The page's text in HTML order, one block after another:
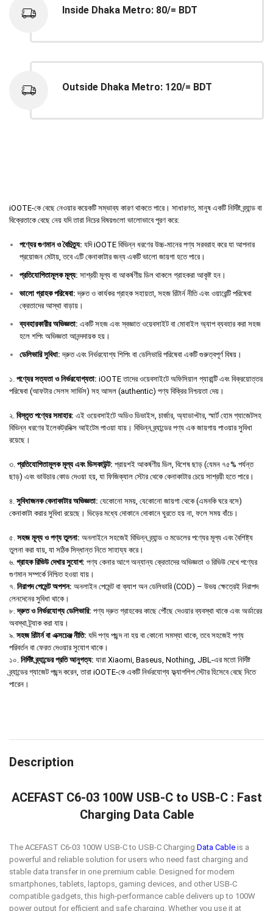
Inside Dhaka Metro: 80/= BDT
Outside Dhaka Metro: 120/= BDT
iOOTE-কে বেছে নেওয়ার কয়েকটি সম্ভাব্য কারণ থাকতে পারে। সাধারণত, মানুষ একটি নির্দিষ্ট ব্র্যান্ড বা
বিক্রেতাকে বেছে নেয় যদি তারা নিচের বিষয়গুলো ভালোভাবে পূরণ করে:
পণ্যের গুণমান ও বৈচিত্র্য: যদি iOOTE বিভিন্ন ধরণের উচ্চ-মানের পণ্য সরবরাহ করে যা আপনার
প্রয়োজন মেটায়, তবে এটি কেনাকাটার জন্য একটি ভালো জায়গা হতে পারে।
প্রতিযোগিতামূলক মূল্য: সাশ্রয়ী মূল্য বা আকর্ষণীয় ডিল থাকলে গ্রাহকরা আকৃষ্ট হন।
ভালো গ্রাহক পরিষেবা: দ্রুত ও কার্যকর গ্রাহক সহায়তা, সহজ রিটার্ন নীতি এবং ওয়ারেন্টি পরিষেবা
ক্রেতাদের আস্থা বাড়ায়।
ব্যবহারকারীর অভিজ্ঞতা: একটি সহজ এবং স্বজ্ঞাত ওয়েবসাইট বা মোবাইল অ্যাপ ব্যবহার করা সহজ
হলে শপিং অভিজ্ঞতা আনন্দদায়ক হয়।
ডেলিভারি সুবিধা: দ্রুত এবং নির্ভরযোগ্য শিপিং বা ডেলিভারি পরিষেবা একটি গুরুত্বপূর্ণ বিষয়।
১. পণ্যের সত্যতা ও নির্ভরযোগ্যতা: iOOTE তাদের ওয়েবসাইটে অফিসিয়াল গ্যারান্টি এবং বিক্রয়োত্তর
পরিষেবা (আফটার সেলস সার্ভিস) সহ আসল (authentic) পণ্য বিক্রির নিশ্চয়তা দেয়।
২. বিস্তৃত পণ্যের সমাহার: এই ওয়েবসাইটে অডিও ডিভাইস, চার্জার, অ্যাডাপ্টার, স্মার্ট হোম গ্যাজেটসহ
বিভিন্ন ধরণের ইলেকট্রনিক্স আইটেম পাওয়া যায়। বিভিন্ন ব্র্যান্ডের পণ্য এক জায়গায় পাওয়ার সুবিধা
রয়েছে।
৩. প্রতিযোগিতামূলক মূল্য এবং ডিসকাউন্ট: প্রায়শই আকর্ষণীয় ডিল, বিশেষ ছাড় (যেমন ৭৫% পর্যন্ত
ছাড়) এবং ভাউচার কোড দেওয়া হয়, যা ফিজিক্যাল স্টোর থেকে কেনাকাটার চেয়ে সাশ্রয়ী হতে পারে।
৪. সুবিধাজনক কেনাকাটার অভিজ্ঞতা: যেকোনো সময়, যেকোনো জায়গা থেকে (এমনকি ঘরে বসে)
কেনাকাটা করার সুবিধা রয়েছে। ভিড়ের মধ্যে দোকানে দোকানে ঘুরতে হয় না, ফলে সময় বাঁচে।
৫. সহজ মূল্য ও পণ্য তুলনা: অনলাইনে সহজেই বিভিন্ন ব্র্যান্ড ও মডেলের পণ্যের মূল্য এবং বৈশিষ্ট্য
তুলনা করা যায়, যা সঠিক সিদ্ধান্ত নিতে সাহায্য করে।
৬. গ্রাহক রিভিউ দেখার সুযোগ: পণ্য কেনার আগে অন্যান্য ক্রেতাদের অভিজ্ঞতা ও রিভিউ দেখে পণ্যের
গুণমান সম্পর্কে নিশ্চিত হওয়া যায়।
৭. নিরাপদ পেমেন্ট অপশন: অনলাইন পেমেন্ট বা ক্যাশ অন ডেলিভারি (COD) – উভয় ক্ষেত্রেই নিরাপদ
লেনদেনের সুবিধা থাকে।
৮.দ্রুত ও নির্ভরযোগ্য ডেলিভারি: পণ্য দ্রুত গ্রাহকের কাছে পৌঁছে দেওয়ার ব্যবস্থা থাকে এবং অর্ডারের
অবস্থা ট্র্যাক করা যায়।
৯. সহজ রিটার্ন বা এক্সচেঞ্জ নীতি: যদি পণ্য পছন্দ না হয় বা কোনো সমস্যা থাকে, তবে সহজেই পণ্য
পরিবর্তন বা ফেরত দেওয়ার সুযোগ থাকে।
১০. নির্দিষ্ট ব্র্যান্ডের প্রতি আনুগত্য: যারা Xiaomi, Baseus, Nothing, JBL-এর মতো নির্দিষ্ট
ব্র্যান্ডের গ্যাজেট পছন্দ করেন, তারা iOOTE-কে একটি নির্ভরযোগ্য ফ্ল্যাগশিপ স্টোর হিসেবে বেছে নিতে
পারেন।
Description
ACEFAST C6-03 100W USB-C to USB-C : Fast
Charging Data Cable
The ACEFAST C6-03 100W USB-C to USB-C Charging Data Cable is a
powerful and reliable solution for users who need fast charging and
stable data transfer in one premium cable. Designed for modern
smartphones, tablets, laptops, gaming devices, and other USB-C
compatible gadgets, this high-performance cable delivers up to 100W
power output for efficient and safe charging. Whether you use it at